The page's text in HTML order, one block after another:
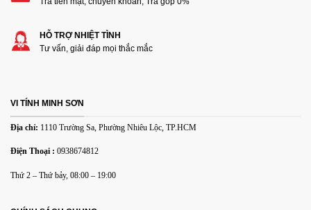
Các định dạng ảnh được chấp nhận: jpg,png.
Email*
cho lần bình luận kế tiếp của tôi.
HỖ TRỢ NHIỆT TÌNH
Tư vấn, giải đáp mọi thắc mắc
VI TÍNH MINH SƠN
Địa chỉ: 1110 Trường Sa, Phường Nhiêu Lộc, TP.HCM
Điện Thoại : 0938674812
Thứ 2 – Thứ bảy, 08:00 – 19:00